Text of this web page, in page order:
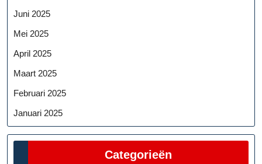
Juni 2025
Mei 2025
April 2025
Maart 2025
Februari 2025
Januari 2025
Categorieën